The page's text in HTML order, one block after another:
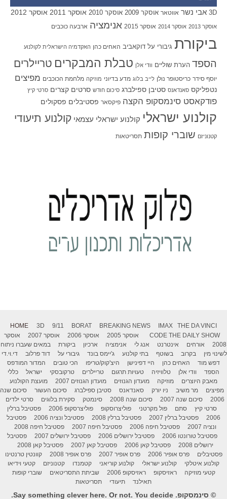
3D אבי נשר אווטאר אוסקר 2009 אוסקר 2010 אוסקר 2011 אוסקר 2012
אוסקר 2013 אוסקר 2014 אוסקר 2015 אנימציה ארבעה כוכבים
ביקורת גיבורי על דוקאביב האחים כהן האקדמיה הישראלית לקולנוע
הספד הערת שוליים וודי אלן טבלת המבקרים טריילרים
יוסף סידר כריסטופר נולן לייב בלוג מדע בדיוני מוזיקה מלחמת הכוכבים מפיצים
נטפליקס סאנדאנס סטיבן ספילברג סיכום חודש סרטים קצרים סרטי קיץ
פודקאסט סינמסקופ הקצה פיקסאר פסטיבלים פסקולים
קולנוע ישראלי קולנוע ישראלי עצמאי קולנוע תיעודי
קטנוניזם שוברי קופות תסריטאות
HOME 3D 9/11 BORAT BREAKING NEWS IMAX
THE DA VINCI
CODE THE DAILY SHOW אוסקר 2005 אוסקר 2006 אוסקר 2007
אוסקר
2008
אורחים אינטרנט אנג לי אנימציה ארכיון ביקורת
במאים שעברו ניתוח
לשינוי מין
בקרוב בשוטף בתי קולנוע ג'יימס בונד גיבורי על דוד פרלוב
די.וי.די
דפש מוד
האחים כהן היי דפינישן היצ'קוק/טריפו הכי טובים
המדור המודפס
הספד
וודי אלן טלוויזיה טעויות תרגום טריילרים טרקובסקי ישראל
כללי
מאבק היוצרים
מוזיקה מועדון הגנוזים מועדון הגנוזים 2007
מועצת הקולנוע
מפיצים
מר משיב ניו יורק סאנדאנס סטיבן ספילברג סיכום העשור
סיכום שנה
2006
סיכום שנה 2007 סיכום שנה 2008 סינמטק סקירת בלוגים
סרטי ילדים
סרטי קיץ
סתם פול מקרטני פוליצרוסקופ פוליצרסקופ 2006
פסטיבל ברלין
2006
פסטיבל ברלין 2007 פסטיבל ברלין 2008 פסטיבל ונציה 2006
פסטיבל
ונציה 2007
פסטיבל חיפה 2006 פסטיבל חיפה 2007
פסטיבל חיפה 2008
פסטיבל טורונטו 2006
פסטיבל ירושלים 2006 פסטיבל ירושלים 2007
פסטיבל
ירושלים 2008
פסטיבל קאן 2006 פסטיבל קאן 2007
פסטיבל קאן 2008
פסטיבלים
פרס אופיר 2006 פרס אופיר 2007 פרס אופיר 2008
קוונטין טרנטינו
קולנוע איטלקי
קולנוע ישראלי קולנוע קוריאני קטמנדו קטנוניזם
קטעי וידיאו
קטעי מוזיקה
ראזיסקופ ראזיסקופ 2006 שביתת התסריטאים
שוברי קופות
תאילנד
תיעודי תסריטאות
© סינמסקופ. Say something clever here. Or not. You decide.